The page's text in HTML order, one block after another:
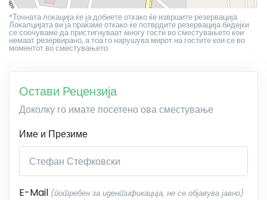
*Точната локација ќе ја добиете откако ќе извршите резервација.
Локалцијата ви ја праќаме откако ќе потврдите резервација бидејќи
се соочуваме да пристигнуваат многу гости во сместувањето кои
немаат резервирано, а тоа го нарушува мирот на гостите кои се во
моментот во сместувањето.
Остави Рецензија
Доколку го имате посетено ова сместување
Име и Презиме
E-Mail (потребен за идентификација, не се објавува јавно)